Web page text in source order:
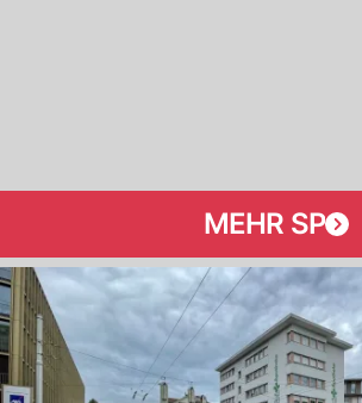
MEHR SP